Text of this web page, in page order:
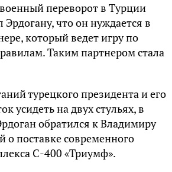
переворот в Турции
Эрдогану, что он нуждается в
который ведет игру по
Таким партнером стала
турецкого президента и его
усидеть на двух стульях, в
обратился к Владимиру
о поставке современного
С-400 «Триумф».